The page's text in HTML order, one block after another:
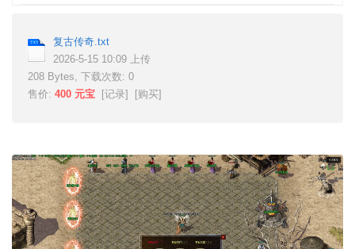
复古传奇.txt
2026-5-15 10:09 上传
208 Bytes, 下载次数: 0
售价: 400 元宝 [记录] [购买]